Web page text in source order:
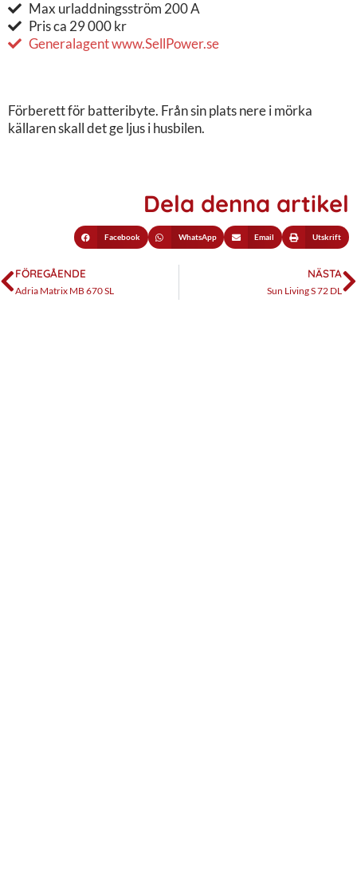
Max urladdningsström 200 A
Pris ca 29 000 kr
Generalagent www.SellPower.se
Förberett för batteribyte. Från sin plats nere i mörka
källaren skall det ge ljus i husbilen.
Dela denna artikel
Facebook WhatsApp Email Utskrift
FÖREGÅENDE
Adria Matrix MB 670 SL
NÄSTA
Sun Living S 72 DL